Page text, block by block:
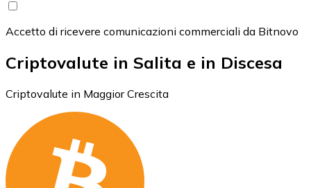
Accetto di ricevere comunicazioni commerciali da Bitnovo
Criptovalute in Salita e in Discesa
Criptovalute in Maggior Crescita